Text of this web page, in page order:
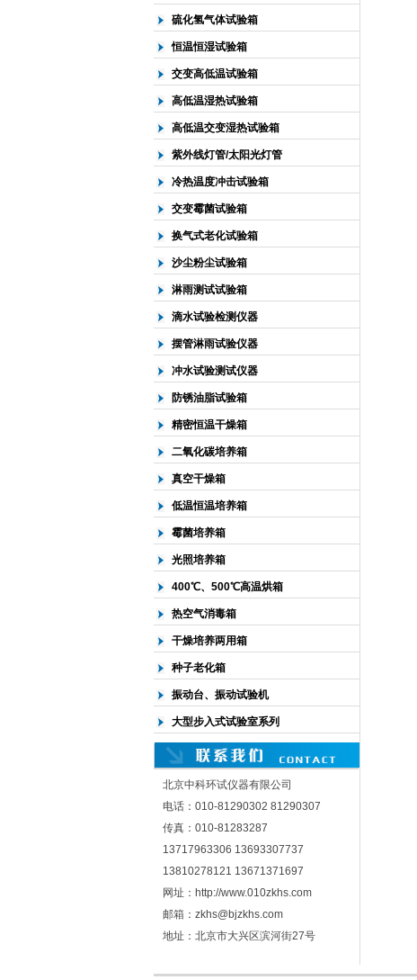
硫化氢气体试验箱
恒温恒湿试验箱
交变高低温试验箱
高低温湿热试验箱
高低温交变湿热试验箱
紫外线灯管/太阳光灯管
冷热温度冲击试验箱
交变霉菌试验箱
换气式老化试验箱
沙尘粉尘试验箱
淋雨测试试验箱
滴水试验检测仪器
摆管淋雨试验仪器
冲水试验测试仪器
防锈油脂试验箱
精密恒温干燥箱
二氧化碳培养箱
真空干燥箱
低温恒温培养箱
霉菌培养箱
光照培养箱
400℃、500℃高温烘箱
热空气消毒箱
干燥培养两用箱
种子老化箱
振动台、振动试验机
大型步入式试验室系列
北京中科环试仪器有限公司
电话：010-81290302 81290307
传真：010-81283287
13717963306 13693307737
13810278121 13671371697
网址：http://www.010zkhs.com
邮箱：zkhs@bjzkhs.com
地址：北京市大兴区滨河街27号